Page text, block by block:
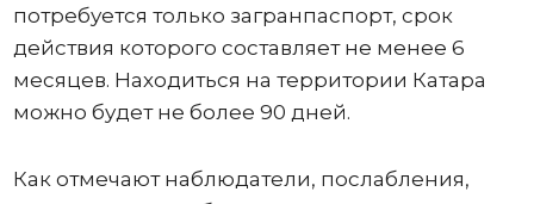
потребуется только загранпаспорт, срок
действия которого составляет не менее 6
месяцев. Находиться на территории Катара
можно будет не более 90 дней.
Как отмечают наблюдатели, послабления,